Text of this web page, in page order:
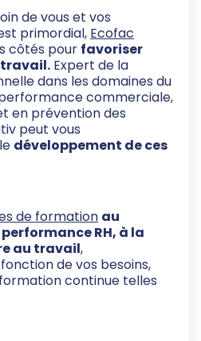
de vous et vos
primordial, Ecofac
côtés pour favoriser
Expert de la
dans les domaines du
commerciale,
en prévention des
peut vous
développement de ces
de formation au
RH, à la
au travail,
de vos besoins,
continue telles